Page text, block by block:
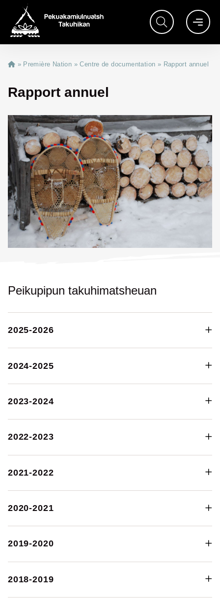
» Première Nation »Centre de documentation » Rapport annuel
Rapport annuel
Peikupipun takuhimatsheuan
2025-2026
2024-2025
2023-2024
2022-2023
2021-2022
2020-2021
2019-2020
2018-2019